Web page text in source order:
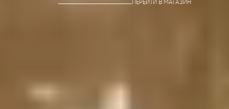
ПЕРЕЙТИ В МАГАЗИН